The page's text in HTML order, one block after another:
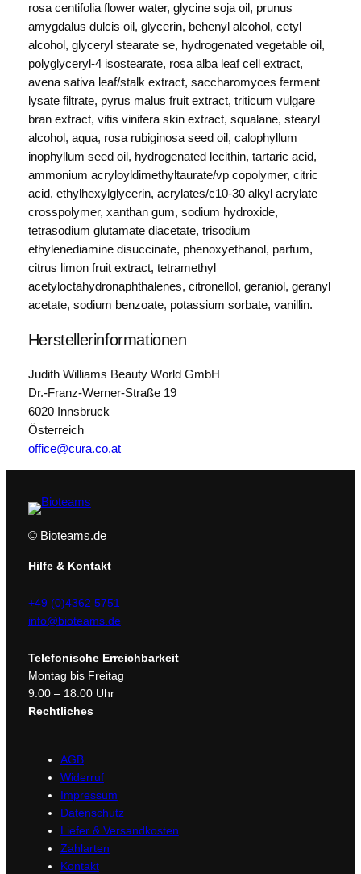
W
h
i
t
e
R
o
s
e
F
a
c
e
C
r
e
a
m
0
0
M
e
n
rosa centifolia flower water, glycine soja oil, prunus
amygdalus dulcis oil, glycerin, behenyl alcohol, cetyl
alcohol, glyceryl stearate se, hydrogenated vegetable oil,
polyglyceryl-4 isostearate, rosa alba leaf cell extract,
avena sativa leaf/stalk extract, saccharomyces ferment
lysate filtrate, pyrus malus fruit extract, triticum vulgare
bran extract, vitis vinifera skin extract, squalane, stearyl
alcohol, aqua, rosa rubiginosa seed oil, calophyllum
inophyllum seed oil, hydrogenated lecithin, tartaric acid,
ammonium acryloyldimethyltaurate/vp copolymer, citric
acid, ethylhexylglycerin, acrylates/c10-30 alkyl acrylate
crosspolymer, xanthan gum, sodium hydroxide,
tetrasodium glutamate diacetate, trisodium
ethylenediamine disuccinate, phenoxyethanol, parfum,
citrus limon fruit extract, tetramethyl
acetyloctahydronaphthalenes, citronellol, geraniol, geranyl
acetate, sodium benzoate, potassium sorbate, vanillin.
Herstellerinformationen
Judith Williams Beauty World GmbH
Dr.-Franz-Werner-Straße 19
6020 Innsbruck
Österreich
office@cura.co.at
© Bioteams.de
Hilfe & Kontakt
+49 (0)4362 5751
info@bioteams.de
Telefonische Erreichbarkeit
Montag bis Freitag
9:00 – 18:00 Uhr
Rechtliches
AGB
Widerruf
Impressum
Datenschutz
Liefer & Versandkosten
Zahlarten
Kontakt